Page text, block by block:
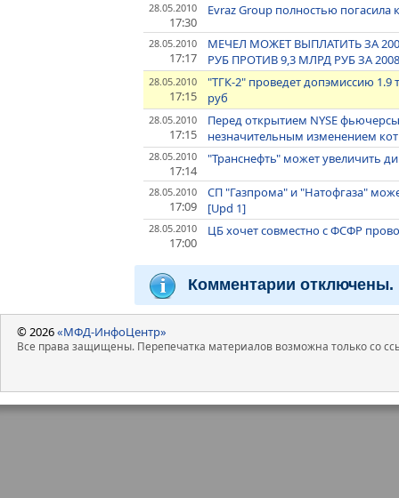
28.05.2010
17:30
Evraz Group полностью погасила
28.05.2010
17:17
МЕЧЕЛ МОЖЕТ ВЫПЛАТИТЬ ЗА
РУБ ПРОТИВ 9,3 МЛРД РУБ ЗА
28.05.2010
17:15
"ТГК-2" проведет допэмиссию
руб
28.05.2010
17:15
Перед открытием NYSE
незначительным изменением
28.05.2010
17:14
"Транснефть" может увеличить
28.05.2010
17:09
СП "Газпрома" и "Натофгаза"
[Upd 1]
28.05.2010
17:00
ЦБ хочет совместно с ФСФР
Комментарии отключены.
© 2026«МФД-ИнфоЦентр»
Все права защищены. Перепечатка материалов возможна только со